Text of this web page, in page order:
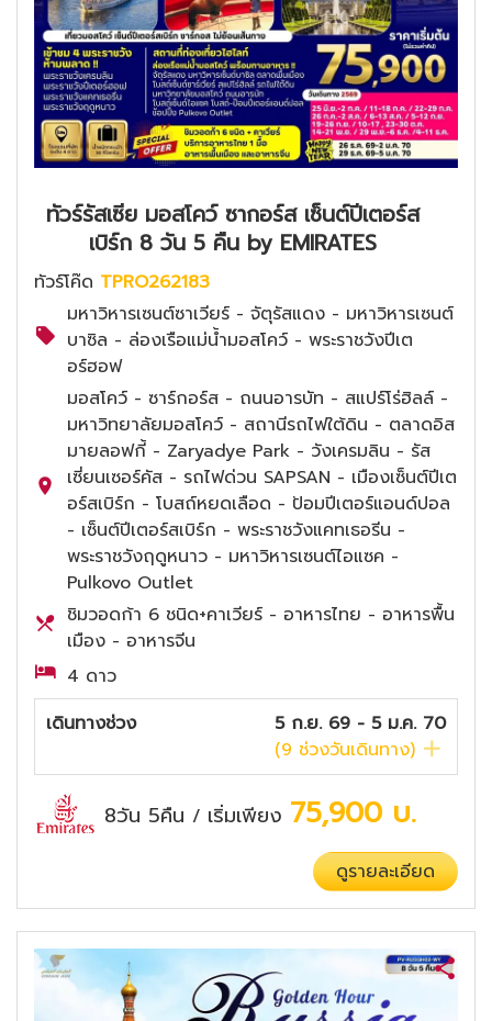
ทัวร์รัสเซีย มอสโคว์ ซากอร์ส เซ็นต์ปีเตอร์ส
เบิร์ก 8 วัน 5 คืน by EMIRATES
ทัวร์โค๊ด TPRO262183
มหาวิหารเซนต์ซาเวียร์ - จัตุรัสแดง - มหาวิหารเซนต์
บาซิล - ล่องเรือแม่น้ำมอสโคว์ - พระราชวังปีเต
อร์ฮอฟ
มอสโคว์ - ซาร์กอร์ส - ถนนอารบัท - สแปร์โร่ฮิลล์ -
มหาวิทยาลัยมอสโคว์ - สถานีรถไฟใต้ดิน - ตลาดอิส
มายลอฟกี้ - Zaryadye Park - วังเครมลิน - รัส
เซี่ยนเซอร์คัส - รถไฟด่วน SAPSAN - เมืองเซ็นต์ปีเต
อร์สเบิร์ก - โบสถ์หยดเลือด - ป้อมปีเตอร์แอนด์ปอล
- เซ็นต์ปีเตอร์สเบิร์ก - พระราชวังแคทเธอรีน -
พระราชวังฤดูหนาว - มหาวิหารเซนต์ไอแซค -
Pulkovo Outlet
ชิมวอดก้า 6 ชนิด+คาเวียร์ - อาหารไทย - อาหารพื้น
เมือง - อาหารจีน
4 ดาว
เดินทางช่วง
5 ก.ย. 69 - 5 ม.ค. 70
(9 ช่วงวันเดินทาง)
8วัน 5คืน / เริ่มเพียง 75,900 บ.
ดูรายละเอียด